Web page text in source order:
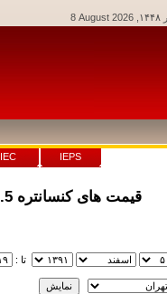
8 August 2026
IEPS
IEC
قيمت های کنسانتره 7.5 درصد گوشتی (35% پروتئین)
تا :
نمايش